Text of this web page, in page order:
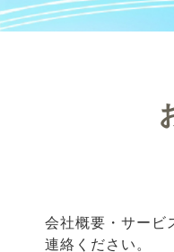
会社概要・サービ
連絡ください。